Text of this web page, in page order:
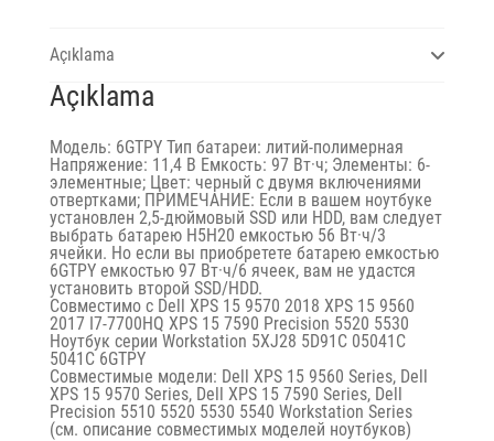
Açıklama
Açıklama
Модель: 6GTPY Тип батареи: литий-полимерная
Напряжение: 11,4 В Емкость: 97 Вт·ч; Элементы: 6-
элементные; Цвет: черный с двумя включениями
отвертками; ПРИМЕЧАНИЕ: Если в вашем ноутбуке
установлен 2,5-дюймовый SSD или HDD, вам следует
выбрать батарею H5H20 емкостью 56 Вт·ч/3
ячейки. Но если вы приобретете батарею емкостью
6GTPY емкостью 97 Вт·ч/6 ячеек, вам не удастся
установить второй SSD/HDD.
Совместимо с Dell XPS 15 9570 2018 XPS 15 9560
2017 I7-7700HQ XPS 15 7590 Precision 5520 5530
Ноутбук серии Workstation 5XJ28 5D91C 05041C
5041C 6GTPY
Совместимые модели: Dell XPS 15 9560 Series, Dell
XPS 15 9570 Series, Dell XPS 15 7590 Series, Dell
Precision 5510 5520 5530 5540 Workstation Series
(см. описание совместимых моделей ноутбуков)